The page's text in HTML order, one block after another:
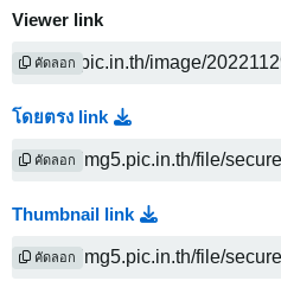
Viewer link
คัดลอก
โดยตรง link
คัดลอก
Thumbnail link
คัดลอก